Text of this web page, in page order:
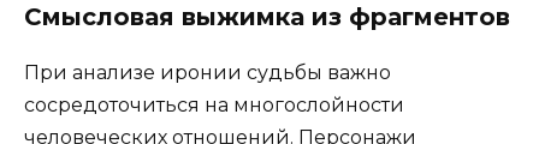
Смысловая выжимка из фрагментов
При анализе иронии судьбы важно
сосредоточиться на многослойности
человеческих отношений. Персонажи